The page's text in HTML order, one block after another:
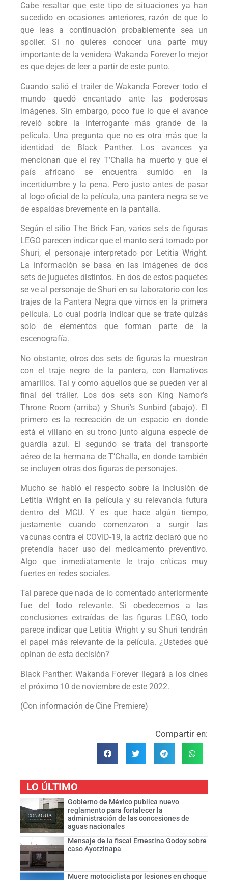
Cabe resaltar que este tipo de situaciones ya han
sucedido en ocasiones anteriores, razón de que lo
que leas a continuación probablemente sea un
spoiler. Si no quieres conocer una parte muy
importante de la venidera Wakanda Forever lo mejor
es que dejes de leer a partir de este punto.
Cuando salió el trailer de Wakanda Forever todo el
mundo quedó encantado ante las poderosas
imágenes. Sin embargo, poco fue lo que el avance
reveló sobre la interrogante más grande de la
película. Una pregunta que no es otra más que la
identidad de Black Panther. Los avances ya
mencionan que el rey T’Challa ha muerto y que el
país africano se encuentra sumido en la
incertidumbre y la pena. Pero justo antes de pasar
al logo oficial de la película, una pantera negra se ve
de espaldas brevemente en la pantalla.
Según el sitio The Brick Fan, varios sets de figuras
LEGO parecen indicar que el manto será tomado por
Shuri, el personaje interpretado por Letitia Wright.
La información se basa en las imágenes de dos
sets de juguetes distintos. En dos de estos paquetes
se ve al personaje de Shuri en su laboratorio con los
trajes de la Pantera Negra que vimos en la primera
película. Lo cual podría indicar que se trate quizás
solo de elementos que forman parte de la
escenografía.
No obstante, otros dos sets de figuras la muestran
con el traje negro de la pantera, con llamativos
amarillos. Tal y como aquellos que se pueden ver al
final del tráiler. Los dos sets son King Namor’s
Throne Room (arriba) y Shuri’s Sunbird (abajo). El
primero es la recreación de un espacio en donde
está el villano en su trono junto alguna especie de
guardia azul. El segundo se trata del transporte
aéreo de la hermana de T’Challa, en donde también
se incluyen otras dos figuras de personajes.
Mucho se habló el respecto sobre la inclusión de
Letitia Wright en la película y su relevancia futura
dentro del MCU. Y es que hace algún tiempo,
justamente cuando comenzaron a surgir las
vacunas contra el COVID-19, la actriz declaró que no
pretendía hacer uso del medicamento preventivo.
Algo que inmediatamente le trajo críticas muy
fuertes en redes sociales.
Tal parece que nada de lo comentado anteriormente
fue del todo relevante. Si obedecemos a las
conclusiones extraídas de las figuras LEGO, todo
parece indicar que Letitia Wright y su Shuri tendrán
el papel más relevante de la película. ¿Ustedes qué
opinan de esta decisión?
Black Panther: Wakanda Forever llegará a los cines
el próximo 10 de noviembre de este 2022.
(Con información de Cine Premiere)
Compartir en:
LO ÚLTIMO
Gobierno de México publica nuevo
reglamento para fortalecer la
administración de las concesiones de
aguas nacionales
Mensaje de la fiscal Ernestina Godoy sobre
caso Ayotzinapa
Muere motociclista por lesiones en choque